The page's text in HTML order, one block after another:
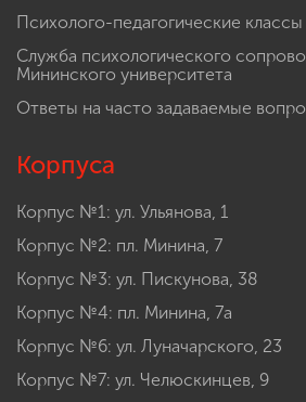
Психолого-педагогические классы
Служба психологического
Мининского университета
Ответы на часто задаваемые
Корпуса
Корпус №1: ул. Ульянова, 1
Корпус №2: пл. Минина, 7
Корпус №3: ул. Пискунова, 38
Корпус №4: пл. Минина, 7а
Корпус №6: ул. Луначарского, 23
Корпус №7: ул. Челюскинцев, 9